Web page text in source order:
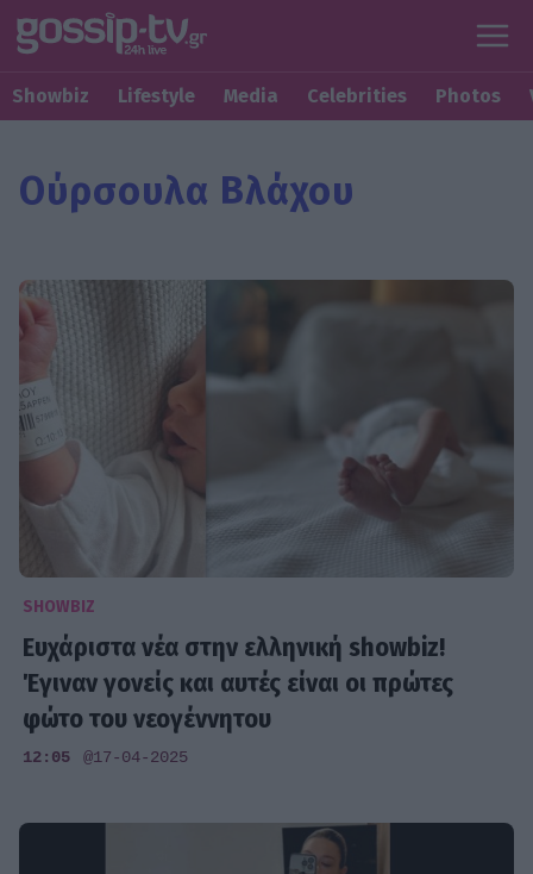
Showbiz Lifestyle Media Celebrities Photos
Ούρσουλα Βλάχου
SHOWBIZ
Ευχάριστα νέα στην ελληνική showbiz!
Έγιναν γονείς και αυτές είναι οι πρώτες
φώτο του νεογέννητου
12:05 @17-04-2025